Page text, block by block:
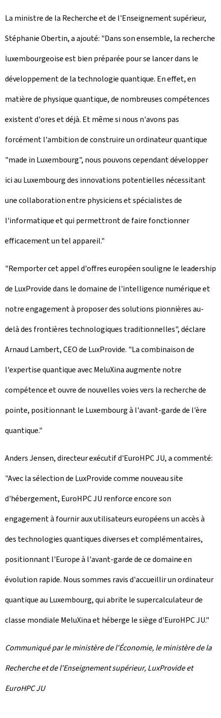
La ministre de la Recherche et de l'Enseignement supérieur,
Stéphanie Obertin, a ajouté: "Dans son ensemble, la recherche
luxembourgeoise est bien préparée pour se lancer dans le
développement de la technologie quantique. En effet, en
matière de physique quantique, de nombreuses compétences
existent d'ores et déjà. Et même si nous n'avons pas
forcément l'ambition de construire un ordinateur quantique
"made in Luxembourg", nous pouvons cependant développer
ici au Luxembourg des innovations potentielles nécessitant
une collaboration entre physiciens et spécialistes de
l'informatique et qui permettront de faire fonctionner
efficacement un tel appareil."
"Remporter cet appel d'offres européen souligne le leadership
de LuxProvide dans le domaine de l'intelligence numérique et
notre engagement à proposer des solutions pionnières au-
delà des frontières technologiques traditionnelles", déclare
Arnaud Lambert, CEO de LuxProvide. "La combinaison de
l'expertise quantique avec MeluXina augmente notre
compétence et ouvre de nouvelles voies vers la recherche de
pointe, positionnant le Luxembourg à l'avant-garde de l'ère
quantique."
Anders Jensen, directeur exécutif d'EuroHPC JU, a commenté:
"Avec la sélection de LuxProvidecomme nouveau site
d'hébergement, EuroHPC JU renforce encore son
engagement à fournir aux utilisateurs européens un accès à
des technologies quantiques diverses et complémentaires,
positionnant l'Europe à l'avant-garde de ce domaine en
évolution rapide. Nous sommes ravis d'accueillir un ordinateur
quantique au Luxembourg, qui abrite le supercalculateur de
classe mondiale MeluXina et héberge le siège d'EuroHPC JU."
Communiqué par le ministère de l'Économie, le ministère de la
Recherche et de l'Enseignement supérieur,LuxProvide et
EuroHPC JU